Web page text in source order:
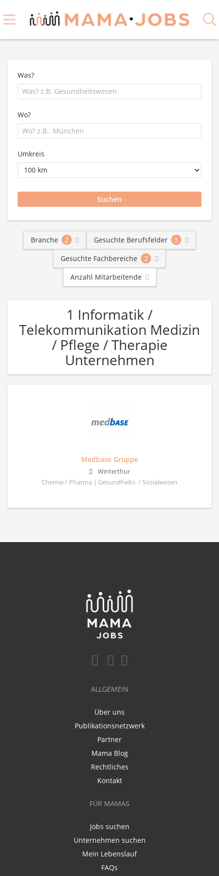
Was?
Wo?
Umkreis
Branche 2 Gesuchte Berufsfelder
3
Gesuchte Fachbereiche
2
Anzahl Mitarbeitende
1 Informatik /
Telekommunikation Medizin
/ Pflege / Therapie
Unternehmen
Medbase Gruppe
Winterthur
Chemie / Pharma | Gesundheits- / Sozialwesen
ALLGEMEIN
Über uns
Publikationsnetzwerk
Partner
Mama Blog
Rechtliches
Kontakt
FÜR MAMAS
Jobs suchen
Unternehmen suchen
Mein Lebenslauf
FAQs